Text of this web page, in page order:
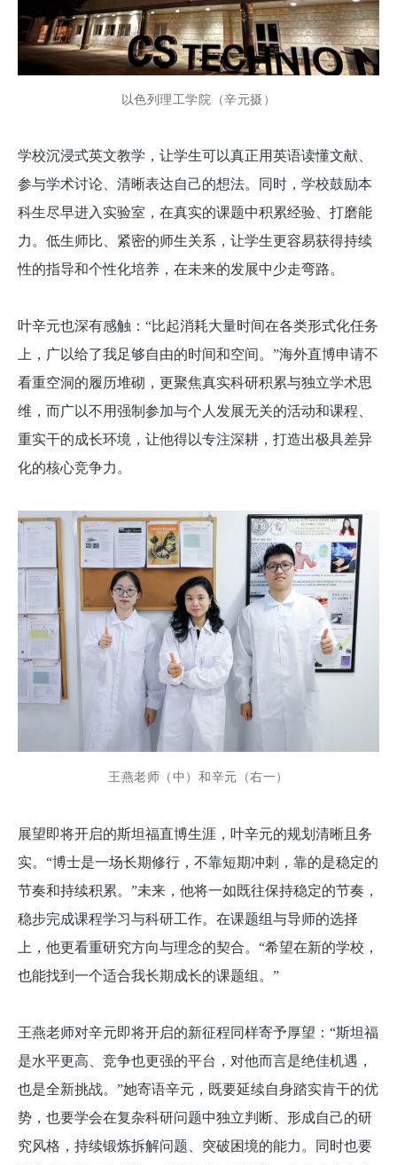
以色列理工学院（辛元摄）
学校沉浸式英文教学，让学生可以真正用英语读懂文献、
参与学术讨论、清晰表达自己的想法。同时，学校鼓励本
科生尽早进入实验室，在真实的课题中积累经验、打磨能
力。低生师比、紧密的师生关系，让学生更容易获得持续
性的指导和个性化培养，在未来的发展中少走弯路。
叶辛元也深有感触：“比起消耗大量时间在各类形式化任务
上，广以给了我足够自由的时间和空间。”海外直博申请不
看重空洞的履历堆砌，更聚焦真实科研积累与独立学术思
维，而广以不用强制参加与个人发展无关的活动和课程、
重实干的成长环境，让他得以专注深耕，打造出极具差异
化的核心竞争力。
王燕老师（中）和辛元（右一）
展望即将开启的斯坦福直博生涯，叶辛元的规划清晰且务
实。“博士是一场长期修行，不靠短期冲刺，靠的是稳定的
节奏和持续积累。”未来，他将一如既往保持稳定的节奏，
稳步完成课程学习与科研工作。在课题组与导师的选择
上，他更看重研究方向与理念的契合。“希望在新的学校，
也能找到一个适合我长期成长的课题组。”
王燕老师对辛元即将开启的新征程同样寄予厚望：“斯坦福
是水平更高、竞争也更强的平台，对他而言是绝佳机遇，
也是全新挑战。”她寄语辛元，既要延续自身踏实肯干的优
势，也要学会在复杂科研问题中独立判断、形成自己的研
究风格，持续锻炼拆解问题、突破困境的能力。同时也要